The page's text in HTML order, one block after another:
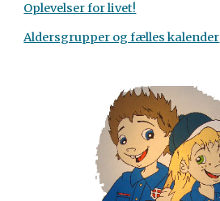
Oplevelser for livet!
Aldersgrupper og fælles kalender